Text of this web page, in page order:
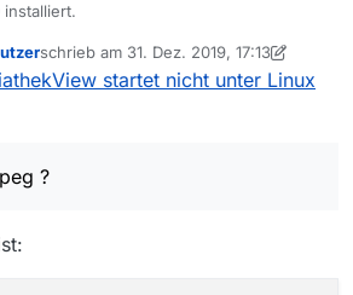
installiert.
?schrieb am 31. Dez. 2019, 17:13
zuletzt editiert von Ein ehemaliger
startet nicht unter Linux
?